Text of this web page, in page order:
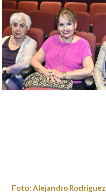
Foto: Alejandro Rodríguez